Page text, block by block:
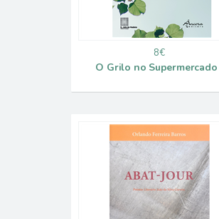
8€
O Grilo no Supermercado